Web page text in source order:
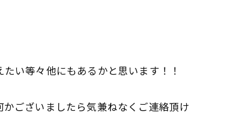
い等々他にもあるかと思います！！
ございましたら気兼ねなくご連絡頂け